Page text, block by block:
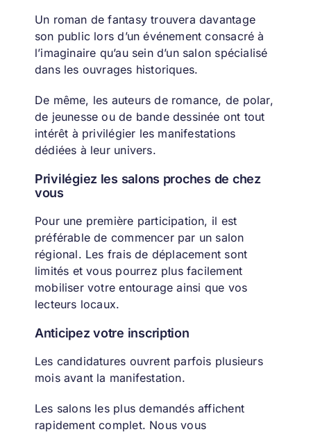
Un roman de fantasy trouvera davantage
son public lors d’un événement consacré à
l’imaginaire qu’au sein d’un salon spécialisé
dans les ouvrages historiques.
De même, les auteurs de romance, de polar,
de jeunesse ou de bande dessinée ont tout
intérêt à privilégier les manifestations
dédiées à leur univers.
Privilégiez les salons proches de chez
vous
Pour une première participation, il est
préférable de commencer par un salon
régional. Les frais de déplacement sont
limités et vous pourrez plus facilement
mobiliser votre entourage ainsi que vos
lecteurs locaux.
Anticipez votre inscription
Les candidatures ouvrent parfois plusieurs
mois avant la manifestation.
Les salons les plus demandés affichent
rapidement complet. Nous vous